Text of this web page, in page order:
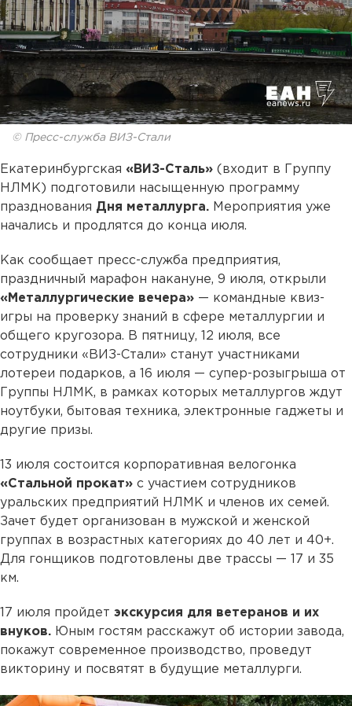
© Пресс-служба ВИЗ-Стали
Екатеринбургская «ВИЗ-Сталь» (входит в Группу
НЛМК) подготовили насыщенную программу
празднования Дня металлурга. Мероприятия уже
начались и продлятся до конца июля.
Как сообщает пресс-служба предприятия,
праздничный марафон накануне, 9 июля, открыли
«Металлургические вечера» — командные квиз-
игры на проверку знаний в сфере металлургии и
общего кругозора. В пятницу, 12 июля, все
сотрудники «ВИЗ-Стали» станут участниками
лотереи подарков, а 16 июля — супер-розыгрыша от
Группы НЛМК, в рамках которых металлургов ждут
ноутбуки, бытовая техника, электронные гаджеты и
другие призы.
13 июля состоится корпоративная велогонка
«Стальной прокат» с участием сотрудников
уральских предприятий НЛМК и членов их семей.
Зачет будет организован в мужской и женской
группах в возрастных категориях до 40 лет и 40+.
Для гонщиков подготовлены две трассы — 17 и 35
км.
17 июля пройдет экскурсия для ветеранов и их
внуков. Юным гостям расскажут об истории завода,
покажут современное производство, проведут
викторину и посвятят в будущие металлурги.